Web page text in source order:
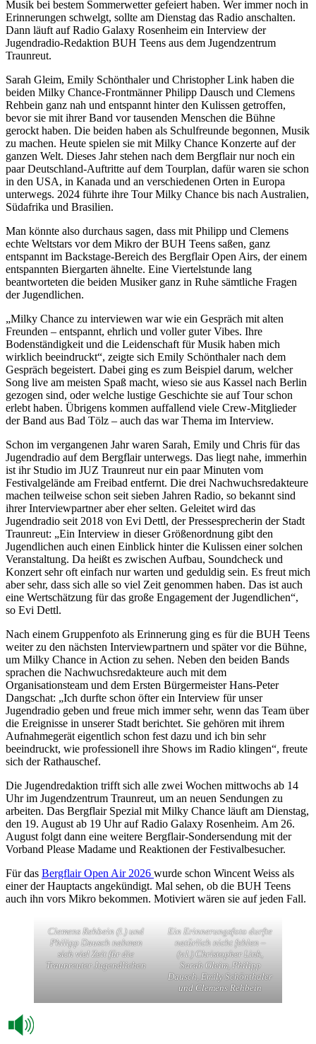
Musik bei bestem Sommerwetter gefeiert haben. Wer immer noch in
Erinnerungen schwelgt, sollte am Dienstag das Radio anschalten.
Dann läuft auf Radio Galaxy Rosenheim ein Interview der
Jugendradio-Redaktion BUH Teens aus dem Jugendzentrum
Traunreut.
Sarah Gleim, Emily Schönthaler und Christopher Link haben die
beiden Milky Chance-Frontmänner Philipp Dausch und Clemens
Rehbein ganz nah und entspannt hinter den Kulissen getroffen,
bevor sie mit ihrer Band vor tausenden Menschen die Bühne
gerockt haben. Die beiden haben als Schulfreunde begonnen, Musik
zu machen. Heute spielen sie mit Milky Chance Konzerte auf der
ganzen Welt. Dieses Jahr stehen nach dem Bergflair nur noch ein
paar Deutschland-Auftritte auf dem Tourplan, dafür waren sie schon
in den USA, in Kanada und an verschiedenen Orten in Europa
unterwegs. 2024 führte ihre Tour Milky Chance bis nach Australien,
Südafrika und Brasilien.
Man könnte also durchaus sagen, dass mit Philipp und Clemens
echte Weltstars vor dem Mikro der BUH Teens saßen, ganz
entspannt im Backstage-Bereich des Bergflair Open Airs, der einem
entspannten Biergarten ähnelte. Eine Viertelstunde lang
beantworteten die beiden Musiker ganz in Ruhe sämtliche Fragen
der Jugendlichen.
„Milky Chance zu interviewen war wie ein Gespräch mit alten
Freunden – entspannt, ehrlich und voller guter Vibes. Ihre
Bodenständigkeit und die Leidenschaft für Musik haben mich
wirklich beeindruckt“, zeigte sich Emily Schönthaler nach dem
Gespräch begeistert. Dabei ging es zum Beispiel darum, welcher
Song live am meisten Spaß macht, wieso sie aus Kassel nach Berlin
gezogen sind, oder welche lustige Geschichte sie auf Tour schon
erlebt haben. Übrigens kommen auffallend viele Crew-Mitglieder
der Band aus Bad Tölz – auch das war Thema im Interview.
Schon im vergangenen Jahr waren Sarah, Emily und Chris für das
Jugendradio auf dem Bergflair unterwegs. Das liegt nahe, immerhin
ist ihr Studio im JUZ Traunreut nur ein paar Minuten vom
Festivalgelände am Freibad entfernt. Die drei Nachwuchsredakteure
machen teilweise schon seit sieben Jahren Radio, so bekannt sind
ihrer Interviewpartner aber eher selten. Geleitet wird das
Jugendradio seit 2018 von Evi Dettl, der Pressesprecherin der Stadt
Traunreut: „Ein Interview in dieser Größenordnung gibt den
Jugendlichen auch einen Einblick hinter die Kulissen einer solchen
Veranstaltung. Da heißt es zwischen Aufbau, Soundcheck und
Konzert sehr oft einfach nur warten und geduldig sein. Es freut mich
aber sehr, dass sich alle so viel Zeit genommen haben. Das ist auch
eine Wertschätzung für das große Engagement der Jugendlichen“,
so Evi Dettl.
Nach einem Gruppenfoto als Erinnerung ging es für die BUH Teens
weiter zu den nächsten Interviewpartnern und später vor die Bühne,
um Milky Chance in Action zu sehen. Neben den beiden Bands
sprachen die Nachwuchsredakteure auch mit dem
Organisationsteam und dem Ersten Bürgermeister Hans-Peter
Dangschat: „Ich durfte schon öfter ein Interview für unser
Jugendradio geben und freue mich immer sehr, wenn das Team über
die Ereignisse in unserer Stadt berichtet. Sie gehören mit ihrem
Aufnahmegerät eigentlich schon fest dazu und ich bin sehr
beeindruckt, wie professionell ihre Shows im Radio klingen“, freute
sich der Rathauschef.
Die Jugendredaktion trifft sich alle zwei Wochen mittwochs ab 14
Uhr im Jugendzentrum Traunreut, um an neuen Sendungen zu
arbeiten. Das Bergflair Spezial mit Milky Chance läuft am Dienstag,
den 19. August ab 19 Uhr auf Radio Galaxy Rosenheim. Am 26.
August folgt dann eine weitere Bergflair-Sondersendung mit der
Vorband Please Madame und Reaktionen der Festivalbesucher.
Für das Bergflair Open Air 2026 wurde schon Wincent Weiss als
einer der Hauptacts angekündigt. Mal sehen, ob die BUH Teens
auch ihn vors Mikro bekommen. Motiviert wären sie auf jeden Fall.
Clemens Rehbein (l.) und
Philipp Dausch nahmen
sich viel Zeit für die
Traunreuter Jugendlichen
Ein Erinnerungsfoto durfte
natürlich nicht fehlen –
(v.l.) Christopher Link,
Sarah Gleim, Philipp
Dausch, Emily Schönthaler
und Clemens Rehbein